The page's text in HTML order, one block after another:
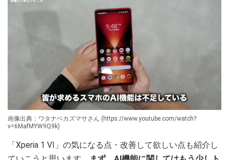
画像出典：ワタナベカズマサさん (https://www.youtube.com/watch?
v=6MafMYW9Q9k)
「Xperia 1 VI」の気になる点・改善して欲しい点も紹介し